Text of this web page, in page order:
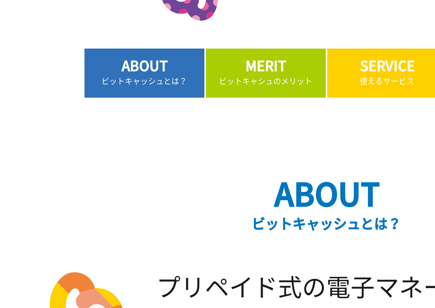
ABOUT
ビットキャッシュとは？
MERIT
ビットキャシュのメリット
SERVICE
使えるサービス
ABOUT
ビットキャッシュとは？
プリペイド式の電子マネ